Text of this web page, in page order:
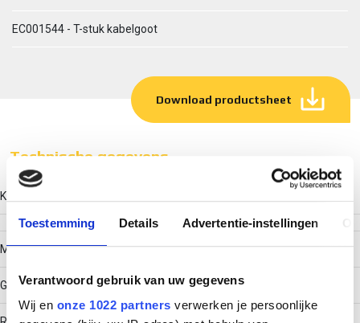
Toestemming Details Advertentie-instellingen
Verantwoord gebruik van uw gegevens
Wij en onze 1022 partners verwerken je persoonlijke
EC001544 - T-stuk kabelgoot
Download productsheet
Technische gegevens
Kleur
Model
Geïntegreerde verbinder